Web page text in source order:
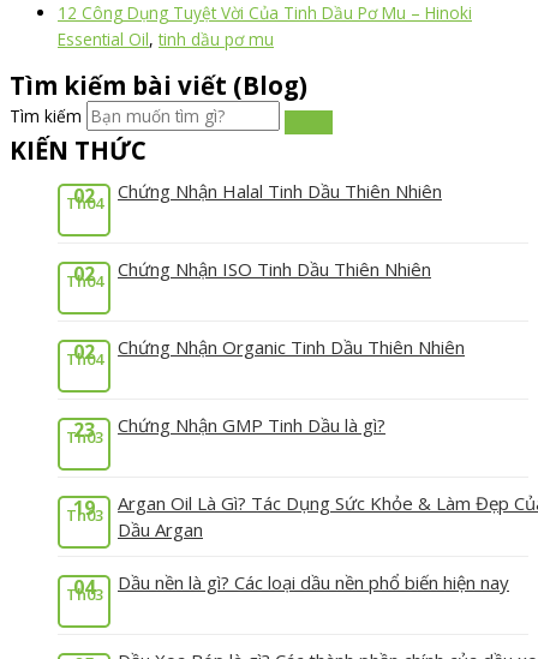
12 Công Dụng Tuyệt Vời Của Tinh Dầu Pơ Mu – Hinoki
Essential Oil,tinh dầu pơ mu
Tìm kiếm bài viết (Blog)
Tìm kiếm
KIẾN THỨC
02
Th04 Chứng Nhận Halal Tinh Dầu Thiên Nhiên
02
Th04 Chứng Nhận ISO Tinh Dầu Thiên Nhiên
02
Th04 Chứng Nhận Organic Tinh Dầu Thiên Nhiên
23
Th03 Chứng Nhận GMP Tinh Dầu là gì?
19
Th03
Argan Oil Là Gì? Tác Dụng Sức Khỏe & Làm Đẹp
Dầu Argan
04
Th03 Dầu nền là gì? Các loại dầu nền phổ biến hiện nay